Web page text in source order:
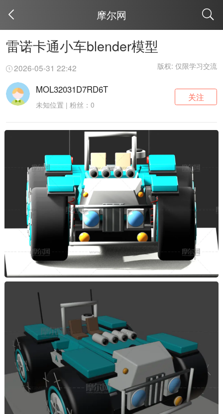
摩尔网
雷诺卡通小车blender模型
2026-05-31 22:42 版权: 仅限学习交流
MOL32031D7RD6T
未知位置 | 粉丝：0
关注
取消